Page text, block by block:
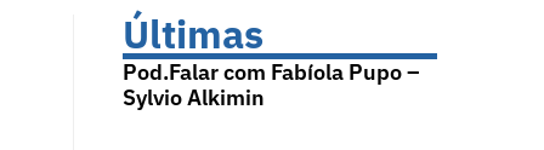
Últimas
Pod.Falar com Fabíola Pupo –
Sylvio Alkimin